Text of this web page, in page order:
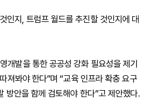
인지, 트럼프 월드를 추진할 것인지에 대
개발을 통한 공공성 강화 필요성을 제기
져봐야 한다”며 “교육 인프라 확충 요구
방안을 함께 검토해야 한다”고 제안했다.